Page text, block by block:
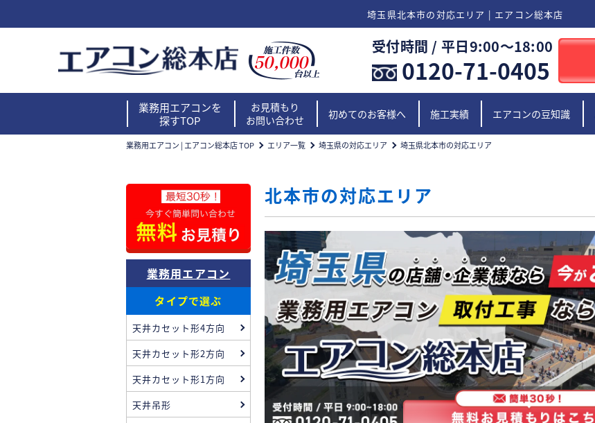
埼玉県北本市の対応エリア | エアコン総本店
受付時間 / 平日9:00〜18:00
0120-71-0405
業務用エアコンを
探すTOP
お見積もり
お問い合わせ
初めてのお客様へ 施工実績 エアコンの豆知識
業務用エアコン | エアコン総本店 TOP エリア一覧 埼玉県の対応エリア 埼玉県北本市の対応エリア
北本市の対応エリア
業務用エアコン
タイプで選ぶ
天井カセット形4方向
天井カセット形2方向
天井カセット形1方向
天井吊形